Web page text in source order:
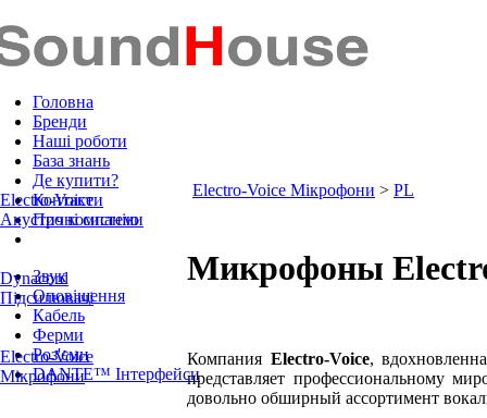
Головна
Бренди
Наші роботи
База знань
Де купити?
Контакти
Про компанію
Звук
Оповіщення
Кабель
Ферми
Роз'єми
DANTE™ Інтерфейси
Electro-Voice
Акустичні системи
Dynacord
Підсилювачі
Electro-Voice
Мікрофони
Electro-Voice Мікрофони > PL
Микрофоны
Компания Electro-Voice,
представляет профессиональному
довольно обширный ассортимент